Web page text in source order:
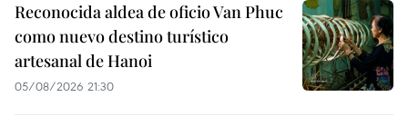
Reconocida aldea de oficio Van Phuc
como nuevo destino turístico
artesanal de Hanoi
05/08/2026 21:30